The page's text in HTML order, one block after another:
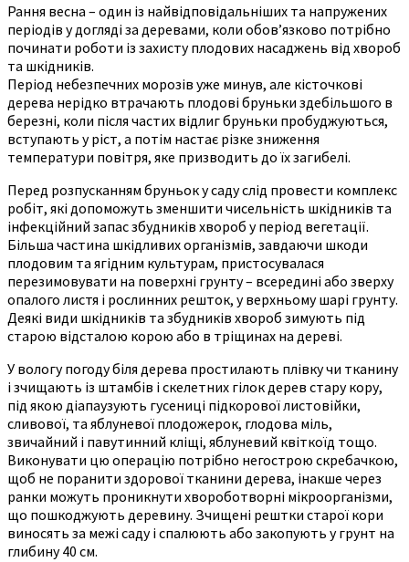
Рання весна – один із найвідповідальніших та напружених
періодів у догляді за деревами, коли обов’язково потрібно
починати роботи із захисту плодових насаджень від хвороб
та шкідників.
Період небезпечних морозів уже минув, але кісточкові
дерева нерідко втрачають плодові бруньки здебільшого в
березні, коли після частих відлиг бруньки пробуджуються,
вступають у ріст, а потім настає різке зниження
температури повітря, яке призводить до їх загибелі.
Перед розпусканням бруньок у саду слід провести комплекс
робіт, які допоможуть зменшити чисельність шкідників та
інфекційний запас збудників хвороб у період вегетації.
Більша частина шкідливих організмів, завдаючи шкоди
плодовим та ягідним культурам, пристосувалася
перезимовувати на поверхні грунту – всередині або зверху
опалого листя і рослинних решток, у верхньому шарі грунту.
Деякі види шкідників та збудників хвороб зимують під
старою відсталою корою або в тріщинах на дереві.
У вологу погоду біля дерева простилають плівку чи тканину
і зчищають із штамбів і скелетних гілок дерев стару кору,
під якою діапаузують гусениці підкорової листовійки,
сливової, та яблуневої плодожерок, глодова міль,
звичайний і павутинний кліщі, яблуневий квіткоїд тощо.
Виконувати цю операцію потрібно негострою скребачкою,
щоб не поранити здорової тканини дерева, інакше через
ранки можуть проникнути хвороботворні мікроорганізми,
що пошкоджують деревину. Зчищені рештки старої кори
виносять за межі саду і спалюють або закопують у грунт на
глибину 40 см.